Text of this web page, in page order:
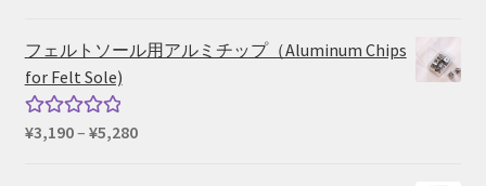
帯:
¥550
–
フェルトソール用アルミチップ（Aluminum Chips
for Felt Sole)
5段階中
¥3,190– ¥5,280価